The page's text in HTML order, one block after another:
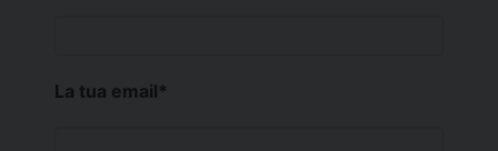
La tua email*